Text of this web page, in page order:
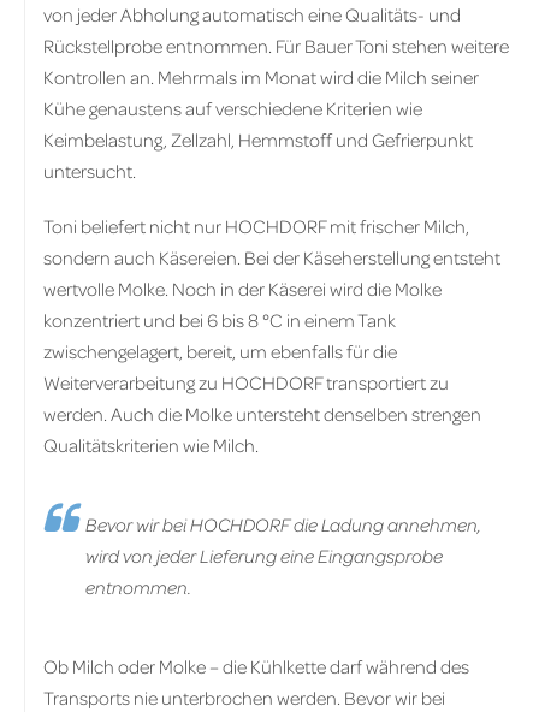
von jeder Abholung automatisch eine Qualitäts- und
Rückstellprobe entnommen. Für Bauer Toni stehen weitere
Kontrollen an. Mehrmals im Monat wird die Milch seiner
Kühe genaustens auf verschiedene Kriterien wie
Keimbelastung, Zellzahl, Hemmstoff und Gefrierpunkt
untersucht.
Toni beliefert nicht nur HOCHDORF mit frischer Milch,
sondern auch Käsereien. Bei der Käseherstellung entsteht
wertvolle Molke. Noch in der Käserei wird die Molke
konzentriert und bei 6 bis 8 °C in einem Tank
zwischengelagert, bereit, um ebenfalls für die
Weiterverarbeitung zu HOCHDORF transportiert zu
werden. Auch die Molke untersteht denselben strengen
Qualitätskriterien wie Milch.
Bevor wir bei HOCHDORF die Ladung annehmen,
wird von jeder Lieferung eine Eingangsprobe
entnommen.
Ob Milch oder Molke – die Kühlkette darf während des
Transports nie unterbrochen werden. Bevor wir bei